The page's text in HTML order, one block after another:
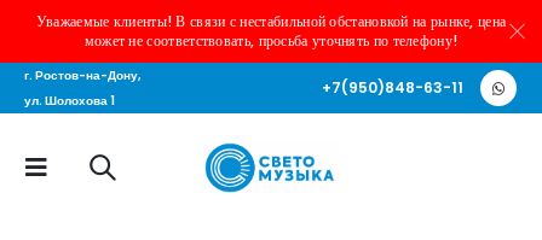
Уважаемые клиенты! В связи с нестабильной обстановкой на рынке, цена
может не соответствовать, просьба уточнять по телефону!
г. Ростов-на-Дону,
ул. Шолохова 1
+7(950)848-63-11